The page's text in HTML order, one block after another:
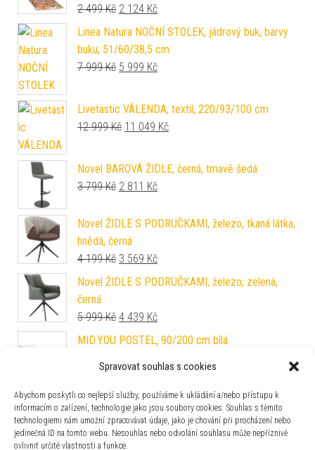
Spravovat souhlas s cookies
Abychom poskytli co nejlepší služby, používáme k ukládání a/nebo přístupu k
informacím o zařízení, technologie jako jsou soubory cookies. Souhlas s těmito
technologiemi nám umožní zpracovávat údaje, jako je chování při procházení nebo
jedinečná ID na tomto webu. Nesouhlas nebo odvolání souhlasu může nepříznivě
ovlivnit určité vlastnosti a funkce.
2 499Kč Původní cena byla: 2 499 Kč.
2 124 KčAktuální cena je: 2 124 Kč.
Linea Natura NOČNÍ STOLEK, jádrový buk, barvy
buku, 51/60/38,5 cm
7 999Kč Původní cena byla: 7 999 Kč.
5 999 KčAktuální cena je: 5 999 Kč.
Livetastic VÁLENDA, textil, 220/93/100 cm
12 999Kč Původní cena byla: 12 999 Kč.
11 049 KčAktuální cena je: 11 049 Kč.
Novel BAROVÁ ŽIDLE, černá, tmavě šedá
3 799Kč Původní cena byla: 3 799 Kč.
2 811 KčAktuální cena je: 2 811 Kč.
Novel ŽIDLE S PODRUČKAMI, železo, tkaná látka,
hnědá, černá
4 199Kč Původní cena byla: 4 199 Kč.
3 569 KčAktuální cena je: 3 569 Kč.
Novel ŽIDLE S PODRUČKAMI, železo, zelená,
černá
5 999Kč Původní cena byla: 5 999 Kč.
4 439 KčAktuální cena je: 4 439 Kč.
MID.YOU POSTEL, 90/200 cm bílá
Livetastic BAROVÁ ŽIDLE, černá, barvy nerez
oceli
5 999Kč Původní cena byla: 5 999 Kč.
5 099 KčAktuální cena je: 5 099 Kč.